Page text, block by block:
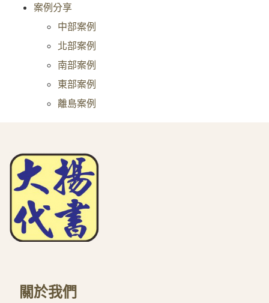
案例分享
中部案例
北部案例
南部案例
東部案例
離島案例
關於我們